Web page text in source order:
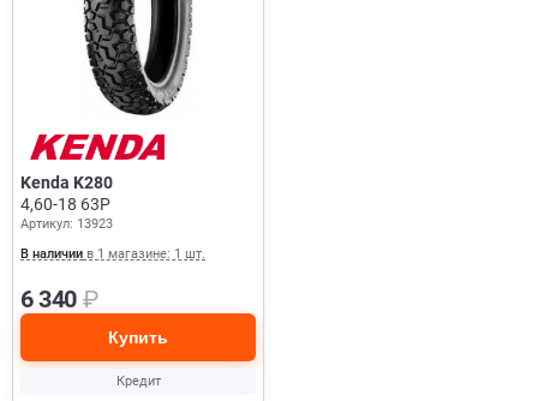
Kenda K280
4,60-18 63P
Артикул: 13923
В наличии в 1 магазине: 1 шт.
6 340 ₽
Купить
Кредит